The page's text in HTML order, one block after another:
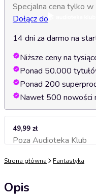
Specjalna cena tylko w
Dołącz do
14 dni za darmo na
Niższe ceny na
Ponad 50.000
Ponad 200
Nawet 500 nowości
49,99 zł
Poza Audioteka Klub
Strona główna Fantastyka
Opis